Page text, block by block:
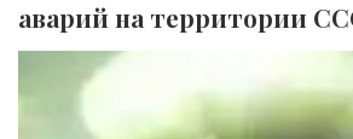
аварий на территории